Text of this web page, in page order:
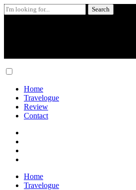
Search
for:
Skip
contentHome
Travelogue
Review
Contact
Home
Travelogue